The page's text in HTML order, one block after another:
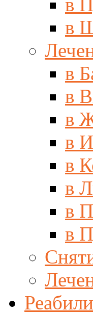
в
в
в
в
в
в
в
в
в